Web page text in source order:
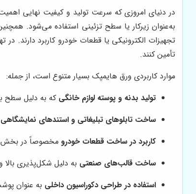
در دنیای امروزی که سرعت تولید و کیفیت نهایی
به‌عنوان زیرکار یا سطح تزئینی استفاده می‌شود.
تجهیزات الکترونیکی یا قطعات خودرو کاربرد دارند.
تأمین کنند.
موارد کاربردی ورق هایمپک بسیار متنوع است، از جمله:
تولید بدنه و پوسته لوازم خانگی که به دلیل سطح
ساخت تابلوهای تبلیغاتی و استندهای نمایشگاهی
کاربرد در ساخت قطعات خودرو مخصوصاً در
ساخت قالب‌های صنعتی به دلیل شکل‌پذیری
استفاده در طراحی دکوراسیون داخلی به عنوان